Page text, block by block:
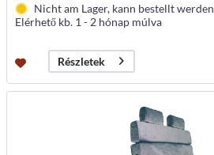
Nicht am Lager, kann bestellt werden
Elérhető kb. 1 - 2 hónap múlva
Részletek